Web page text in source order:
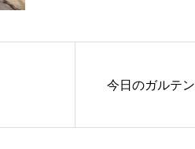
今日のガルテン